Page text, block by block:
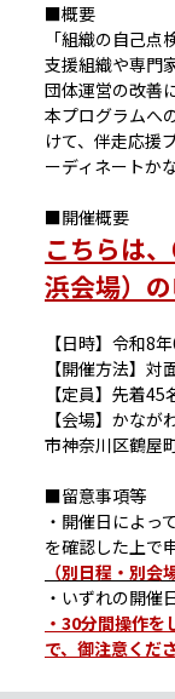
■概要
「組織の自己
支援組織や専門
団体運営の改善
本プログラムへ
けて、伴走応援
ーディネートか
■開催概要
こちらは
浜会場）の
【日時】令和8
【開催方法】対
【定員】先着45
【会場】かな
市神奈川区鶴屋
■留意事項等
・開催日によっ
を確認した上で
（別日程・別会
・いずれの開催
・30分間操作
で、御注意くださ